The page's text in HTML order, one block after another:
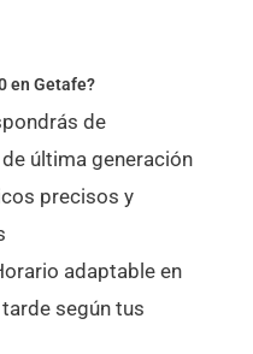
en Getafe?
de
última generación
precisos y
adaptable en
según tus